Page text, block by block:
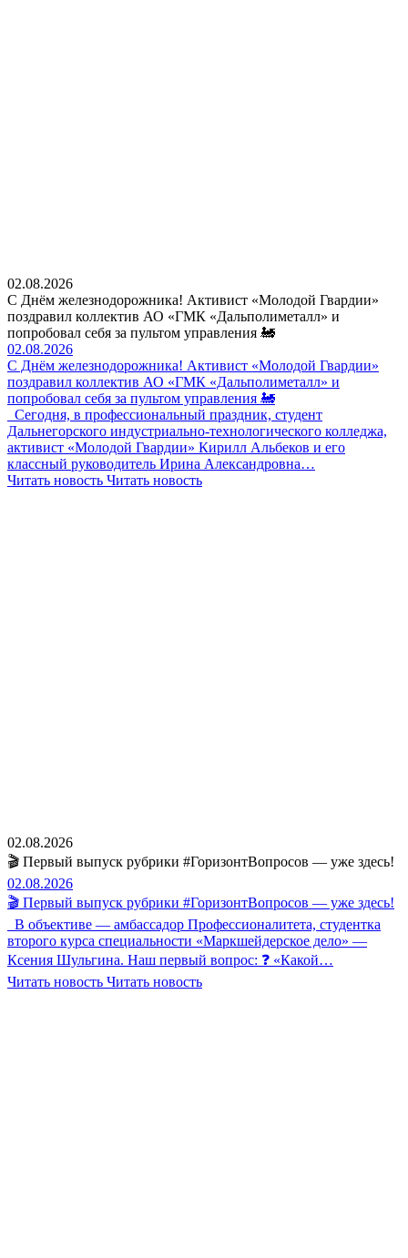
02.08.2026
С Днём железнодорожника! Активист «Молодой Гвардии»
поздравил коллектив АО «ГМК «Дальполиметалл» и
попробовал себя за пультом управления 🚂
02.08.2026
С Днём железнодорожника! Активист «Молодой Гвардии»
поздравил коллектив АО «ГМК «Дальполиметалл» и
попробовал себя за пультом управления 🚂
Сегодня, в профессиональный праздник, студент
Дальнегорского индустриально-технологического колледжа,
активист «Молодой Гвардии» Кирилл Альбеков и его
классный руководитель Ирина Александровна…
Читать новость Читать новость
02.08.2026
🎬 Первый выпуск рубрики #ГоризонтВопросов — уже здесь!
02.08.2026
🎬 Первый выпуск рубрики #ГоризонтВопросов — уже здесь!
В объективе — амбассадор Профессионалитета, студентка
второго курса специальности «Маркшейдерское дело» —
Ксения Шульгина. Наш первый вопрос: ❓ «Какой…
Читать новость Читать новость